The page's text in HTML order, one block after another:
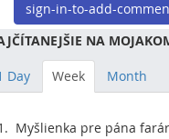
sign-in-to-add-
NA
Day Week Month
Myšlienka pre pána